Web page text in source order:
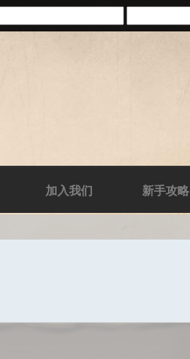
加入我们 新手攻略